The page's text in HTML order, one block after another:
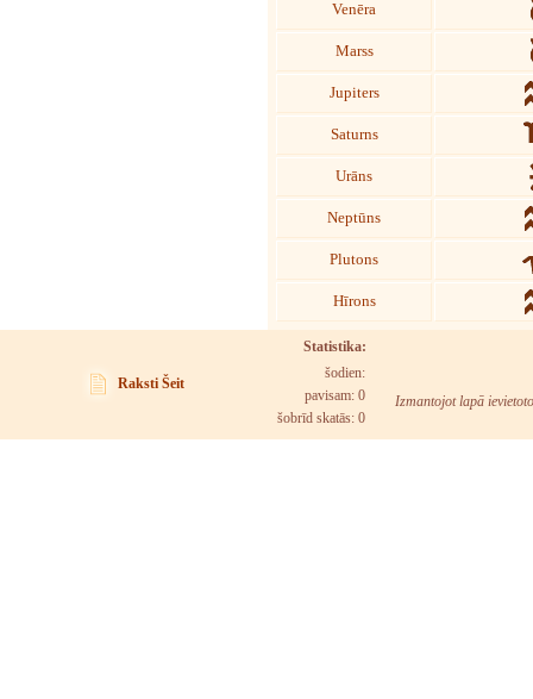
Venēra
Marss
Jupiters
Saturns
Urāns
Neptūns
Plutons
Hīrons
Raksti Šeit
Statistika:
šodien:
pavisam: 0
šobrīd skatās: 0
Izmantojot lapā